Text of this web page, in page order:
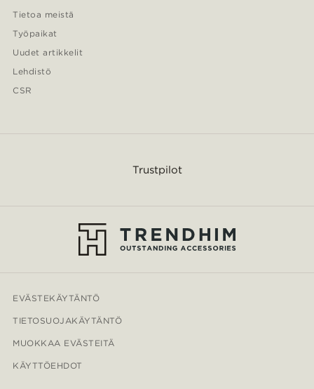
Tietoa meistä
Työpaikat
Uudet artikkelit
Lehdistö
CSR
Trustpilot
EVÄSTEKÄYTÄNTÖ
TIETOSUOJAKÄYTÄNTÖ
MUOKKAA EVÄSTEITÄ
KÄYTTÖEHDOT